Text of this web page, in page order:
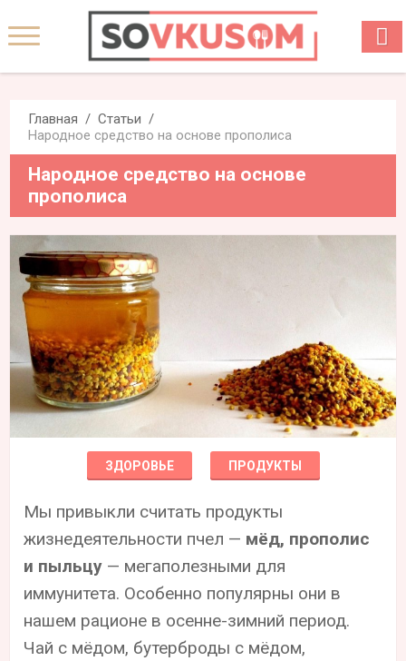
Главная
Статьи
Народное средство на основе прополиса
Народное средство на основе
прополиса
ЗДОРОВЬЕ ПРОДУКТЫ
Мы привыкли считать продукты
жизнедеятельности пчел — мёд, прополис
и пыльцу — мегаполезными для
иммунитета. Особенно популярны они в
нашем рационе в осенне-зимний период.
Чай с мёдом, бутерброды с мёдом,